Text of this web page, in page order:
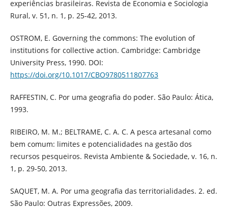
experiências brasileiras. Revista de Economia e Sociologia
Rural, v. 51, n. 1, p. 25-42, 2013.
OSTROM, E. Governing the commons: The evolution of
institutions for collective action. Cambridge: Cambridge
University Press, 1990. DOI:
https://doi.org/10.1017/CBO9780511807763
RAFFESTIN, C. Por uma geografia do poder. São Paulo: Ática,
1993.
RIBEIRO, M. M.; BELTRAME, C. A. C. A pesca artesanal como
bem comum: limites e potencialidades na gestão dos
recursos pesqueiros. Revista Ambiente & Sociedade, v. 16, n.
1, p. 29-50, 2013.
SAQUET, M. A. Por uma geografia das territorialidades. 2. ed.
São Paulo: Outras Expressões, 2009.